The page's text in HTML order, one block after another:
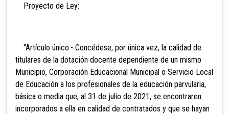
Proyecto de Ley:
''Artículo único.- Concédese, por única vez, la calidad de
titulares de la dotación docente dependiente de un mismo
Municipio, Corporación Educacional Municipal o Servicio Local
de Educación a los profesionales de la educación parvularia,
básica o media que, al 31 de julio de 2021, se encontraren
incorporados a ella en calidad de contratados y que se hayan